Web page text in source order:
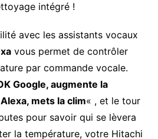
intégré !
avec les assistants vocaux
vous permet de contrôler
par commande vocale.
Google, augmente la
Alexa, mets la clim« , et le tour
pour savoir qui se lèvera
la température, votre Hitachi